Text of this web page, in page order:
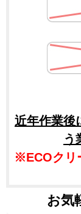
近年作業後
う
※ECOクリ
お気